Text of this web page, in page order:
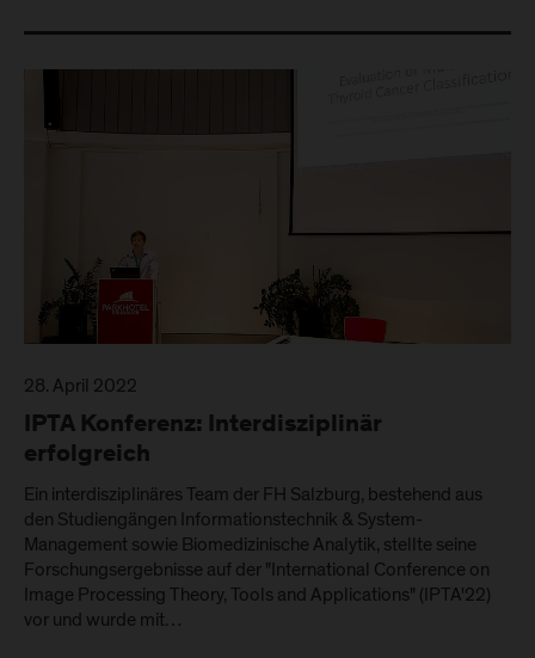
28. April 2022
IPTA Konferenz: Interdisziplinär
erfolgreich
Ein interdisziplinäres Team der FH Salzburg, bestehend aus
den Studiengängen Informationstechnik & System-
Management sowie Biomedizinische Analytik, stellte seine
Forschungsergebnisse auf der "International Conference on
Image Processing Theory, Tools and Applications" (IPTA'22)
vor und wurde mit…